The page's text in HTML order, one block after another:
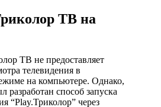
ТВ на
ТВ не предоставляет
телевидения в
на компьютере. Однако,
разработан способ запуска
“Play.Триколор” через